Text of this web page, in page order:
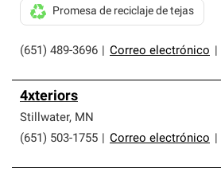
(651) 489-3696 Correo electrónico
Promesa de reciclaje de tejas
4xteriors
Stillwater, MN
(651) 503-1755
Correo electrónico